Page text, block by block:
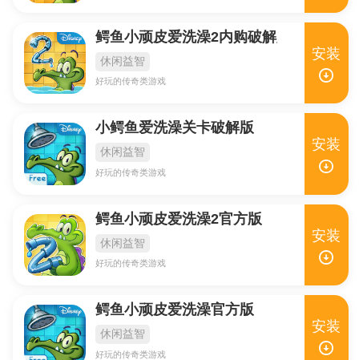
鳄鱼小顽皮爱洗澡2内购破解版
休闲益智
好玩的传奇类游戏
安装
小鳄鱼爱洗澡关卡破解版
休闲益智
好玩的传奇类游戏
安装
鳄鱼小顽皮爱洗澡2官方版
休闲益智
好玩的传奇类游戏
安装
鳄鱼小顽皮爱洗澡官方版
休闲益智
好玩的传奇类游戏
安装